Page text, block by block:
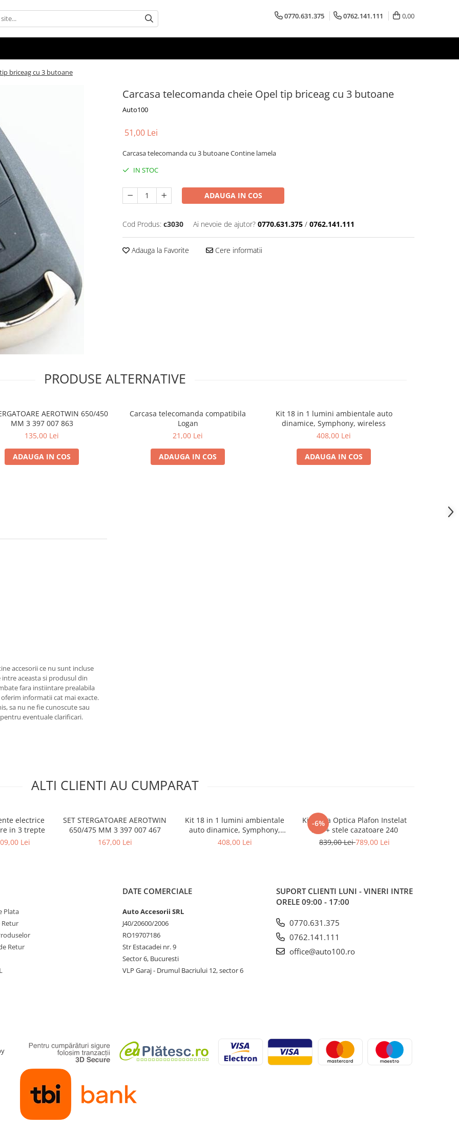
0770.631.375 0762.141.111 0,00
briceag cu 3 butoane
Carcasa telecomanda cheie Opel tip briceag cu 3 butoane
Auto100
51,00 Lei
Carcasa telecomanda cu 3 butoane Contine lamela
IN STOC
ADAUGA IN COS
Cod Produs: c3030 Ai nevoie de ajutor? 0770.631.375 / 0762.141.111
Adauga la Favorite Cere informatii
PRODUSE ALTERNATIVE
AEROTWIN 650/450
MM 3 397 007 863
135,00 Lei
ADAUGA IN COS
Carcasa telecomanda compatibila
Logan
21,00 Lei
ADAUGA IN COS
Kit 18 in 1 lumini ambientale auto
dinamice, Symphony, wireless
408,00 Lei
ADAUGA IN COS
accesorii ce nu sunt incluse
aceasta si produsul din
fara instiintare prealabila
informatii cat mai exacte.
sa nu ne fie cunoscute sau
eventuale clarificari.
ALTI CLIENTI AU CUMPARAT
electrice
in 3 trepte
Lei
SET STERGATOARE AEROTWIN
650/475 MM 3 397 007 467
167,00 Lei
Kit 18 in 1 lumini ambientale
auto dinamice, Symphony,
wireless
408,00 Lei
-6%
Kit Fibra Optica Plafon Instelat
500 + stele cazatoare 240
839,00 Lei789,00 Lei
Plata
Retur
Retur
DATE COMERCIALE
Auto Accesorii SRL
J40/20600/2006
RO19707186
Str Estacadei nr. 9
Sector 6, Bucuresti
VLP Garaj - Drumul Bacriului 12, sector 6
SUPORT CLIENTI LUNI - VINERI INTRE
ORELE 09:00 - 17:00
0770.631.375
0762.141.111
office@auto100.ro